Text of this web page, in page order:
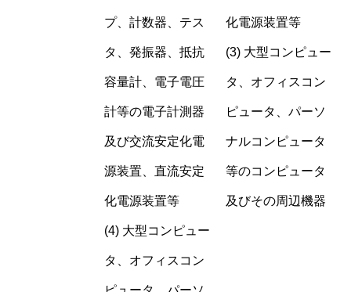
プ、計数器、テス
タ、発振器、抵抗
容量計、電子電圧
計等の電子計測器
及び交流安定化電
源装置、直流安定
化電源装置等
(4) 大型コンピュー
タ、オフィスコン
化電源装置等
(3) 大型コンピュー
タ、オフィスコン
ピュータ、パーソ
ナルコンピュータ
等のコンピュータ
及びその周辺機器